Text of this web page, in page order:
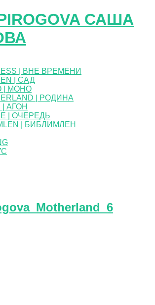
САША
| ВНЕ ВРЕМЕНИ
| САД
| МОНО
| РОДИНА
| АГОН
| ОЧЕРЕДЬ
| БИБЛИМЛЕН